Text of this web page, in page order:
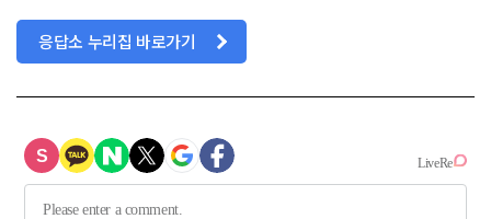
응답소 누리집 바로가기